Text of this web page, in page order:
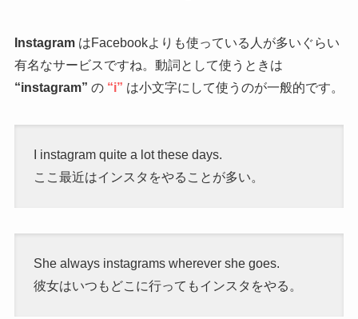
InstagramはFacebookよりも使っている人が多いぐらい
有名なサービスですね。動詞として使うときは
“instagram” の “i” は小文字にして使うのが一般的です。
I instagram quite a lot these days.
ここ最近はインスタをやることが多い。
She always instagrams wherever she goes.
彼女はいつもどこに行ってもインスタをやる。